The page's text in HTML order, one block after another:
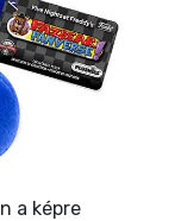
a képre